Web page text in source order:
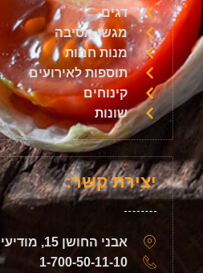
יצירת קשר:
אבני החושן 15, מודיעין
1-700-50-11-10
דגים
מגשי מסיבה
מנות חמות
תוספות לאירועים
קינוחים
שונות